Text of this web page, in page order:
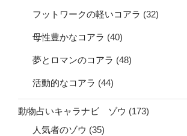
フットワークの軽いコアラ (32)
母性豊かなコアラ (40)
夢とロマンのコアラ (48)
活動的なコアラ (44)
動物占いキャラナビ ゾウ (173)
人気者のゾウ (35)